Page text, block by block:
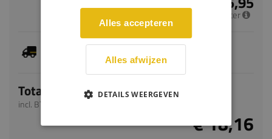
per meter
Dit artikel is voorradig, de verwachte levertijd
bedraagt 1-3 werkdagen
Totaal
incl. BTW
€ 18,16
Alles accepteren
Alles afwijzen
DETAILS WEERGEVEN